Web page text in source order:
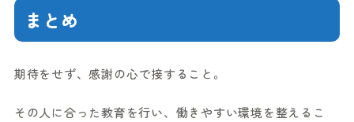
まとめ
期待をせず、感謝の心で接すること。
その人に合った教育を行い、働きやすい環境を整えるこ